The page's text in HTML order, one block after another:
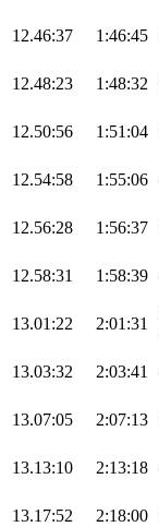
12.46:37 1:46:45
12.48:23 1:48:32
12.50:56 1:51:04
12.54:58 1:55:06
12.56:28 1:56:37
12.58:31 1:58:39
13.01:22 2:01:31
13.03:32 2:03:41
13.07:05 2:07:13
13.13:10 2:13:18
13.17:52 2:18:00